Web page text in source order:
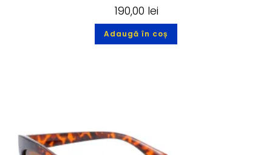
190,00 lei
Adaugă în coș